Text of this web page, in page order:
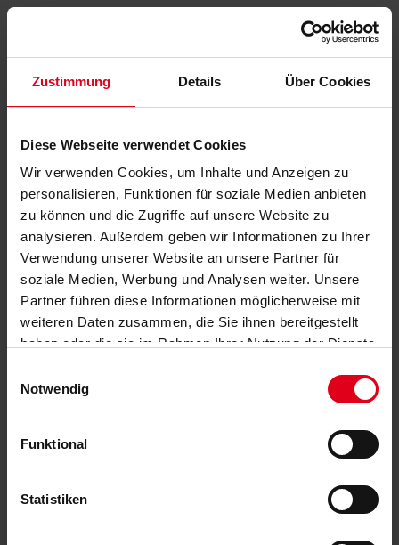
Zustimmung Details Über Cookies
Diese Webseite verwendet Cookies
Wir verwenden Cookies, um Inhalte und Anzeigen zu
personalisieren, Funktionen für soziale Medien anbieten
zu können und die Zugriffe auf unsere Website zu
analysieren. Außerdem geben wir Informationen zu Ihrer
Verwendung unserer Website an unsere Partner für
soziale Medien, Werbung und Analysen weiter. Unsere
Partner führen diese Informationen möglicherweise mit
weiteren Daten zusammen, die Sie ihnen bereitgestellt
haben oder die sie im Rahmen Ihrer Nutzung der Dienste
Notwendig
Funktional
Statistiken